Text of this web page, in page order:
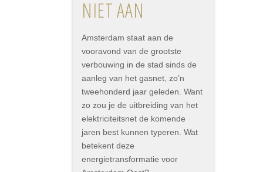
NIET AAN
Amsterdam staat aan de
vooravond van de grootste
verbouwing in de stad sinds de
aanleg van het gasnet, zo’n
tweehonderd jaar geleden. Want
zo zou je de uitbreiding van het
elektriciteitsnet de komende
jaren best kunnen typeren. Wat
betekent deze
energietransformatie voor